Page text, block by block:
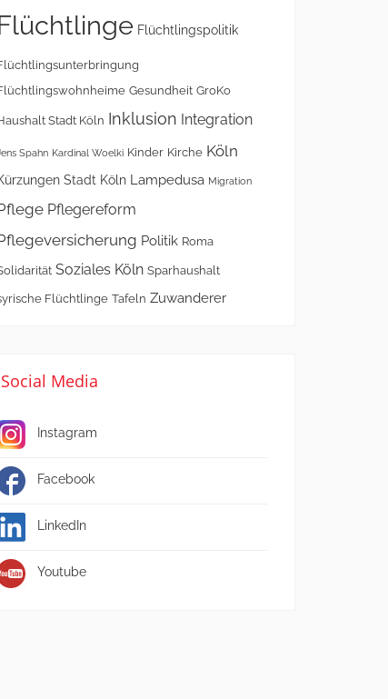
Flüchtlingspolitik
Gesundheit GroKo
Stadt Köln Inklusion Integration
Jens Spahn Kardinal Woelki Kinder Kirche Köln
Stadt Köln Lampedusa Migration
Pflegereform
Politik Roma
Soziales Köln Sparhaushalt
Flüchtlinge Tafeln Zuwanderer
Social Media
Instagram
Facebook
LinkedIn
Youtube